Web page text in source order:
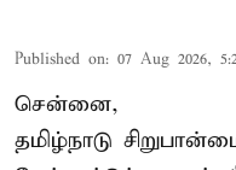
Published on: 07 Aug 2026,
சென்னை,
தமிழ்நாடு